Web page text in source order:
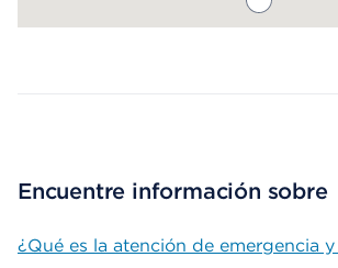
Encuentre información sobre
¿Qué es la atención de emergencia